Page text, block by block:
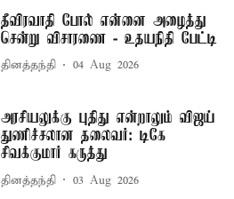
தீவிரவாதி போல் என்னை அழைத்து
சென்று விசாரணை - உதயநிதி பேட்டி
தினத்தந்தி 04 Aug 2026
அரசியலுக்கு புதிது என்றாலும் விஜய்
துணிச்சலான தலைவர்: டிகே
சிவக்குமார் கருத்து
தினத்தந்தி 03 Aug 2026